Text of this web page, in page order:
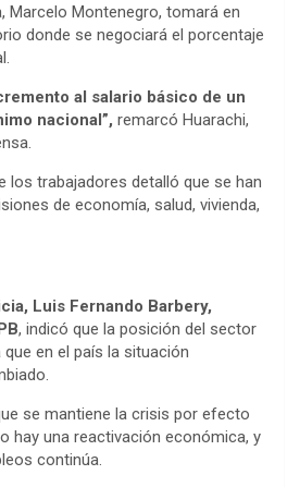
Marcelo Montenegro, tomará en
donde se negociará el porcentaje
al salario básico de un
nacional”, remarcó Huarachi,
los trabajadores detalló que se han
de economía, salud, vivienda,
Luis Fernando Barbery,
, indicó que la posición del sector
en el país la situación
se mantiene la crisis por efecto
hay una reactivación económica, y
continúa.